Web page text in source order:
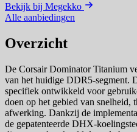
Bekijk bij Megekko
Alle aanbiedingen
Overzicht
De Corsair Dominator Titanium
van het huidige DDR5-segment.
specifiek ontwikkeld voor
doen op het gebied van snelheid,
afwerking. Dankzij de
de gepatenteerde DHX-